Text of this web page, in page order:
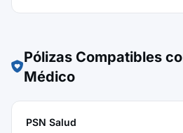
Pólizas Compatibles
Médico
PSN Salud